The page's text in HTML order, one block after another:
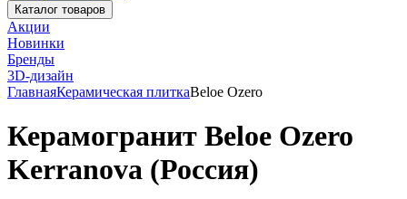
Каталог товаров
Акции
Новинки
Бренды
3D-дизайн
ГлавнаяКерамическая плиткаBeloe Ozero
Керамогранит Beloe Ozero
Kerranova (Россия)